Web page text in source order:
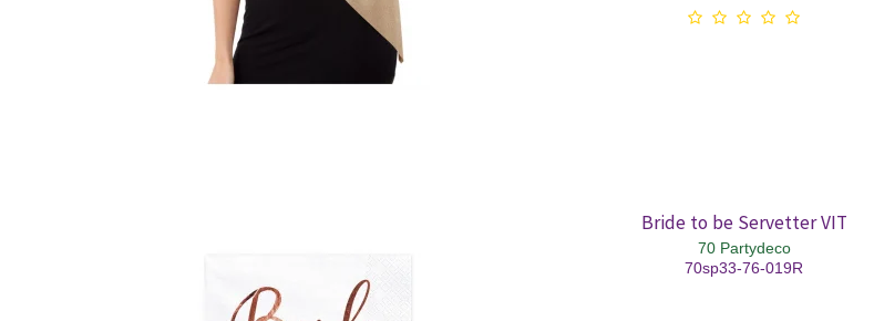
Bride to be Servetter VIT
70 Partydeco
70sp33-76-019R